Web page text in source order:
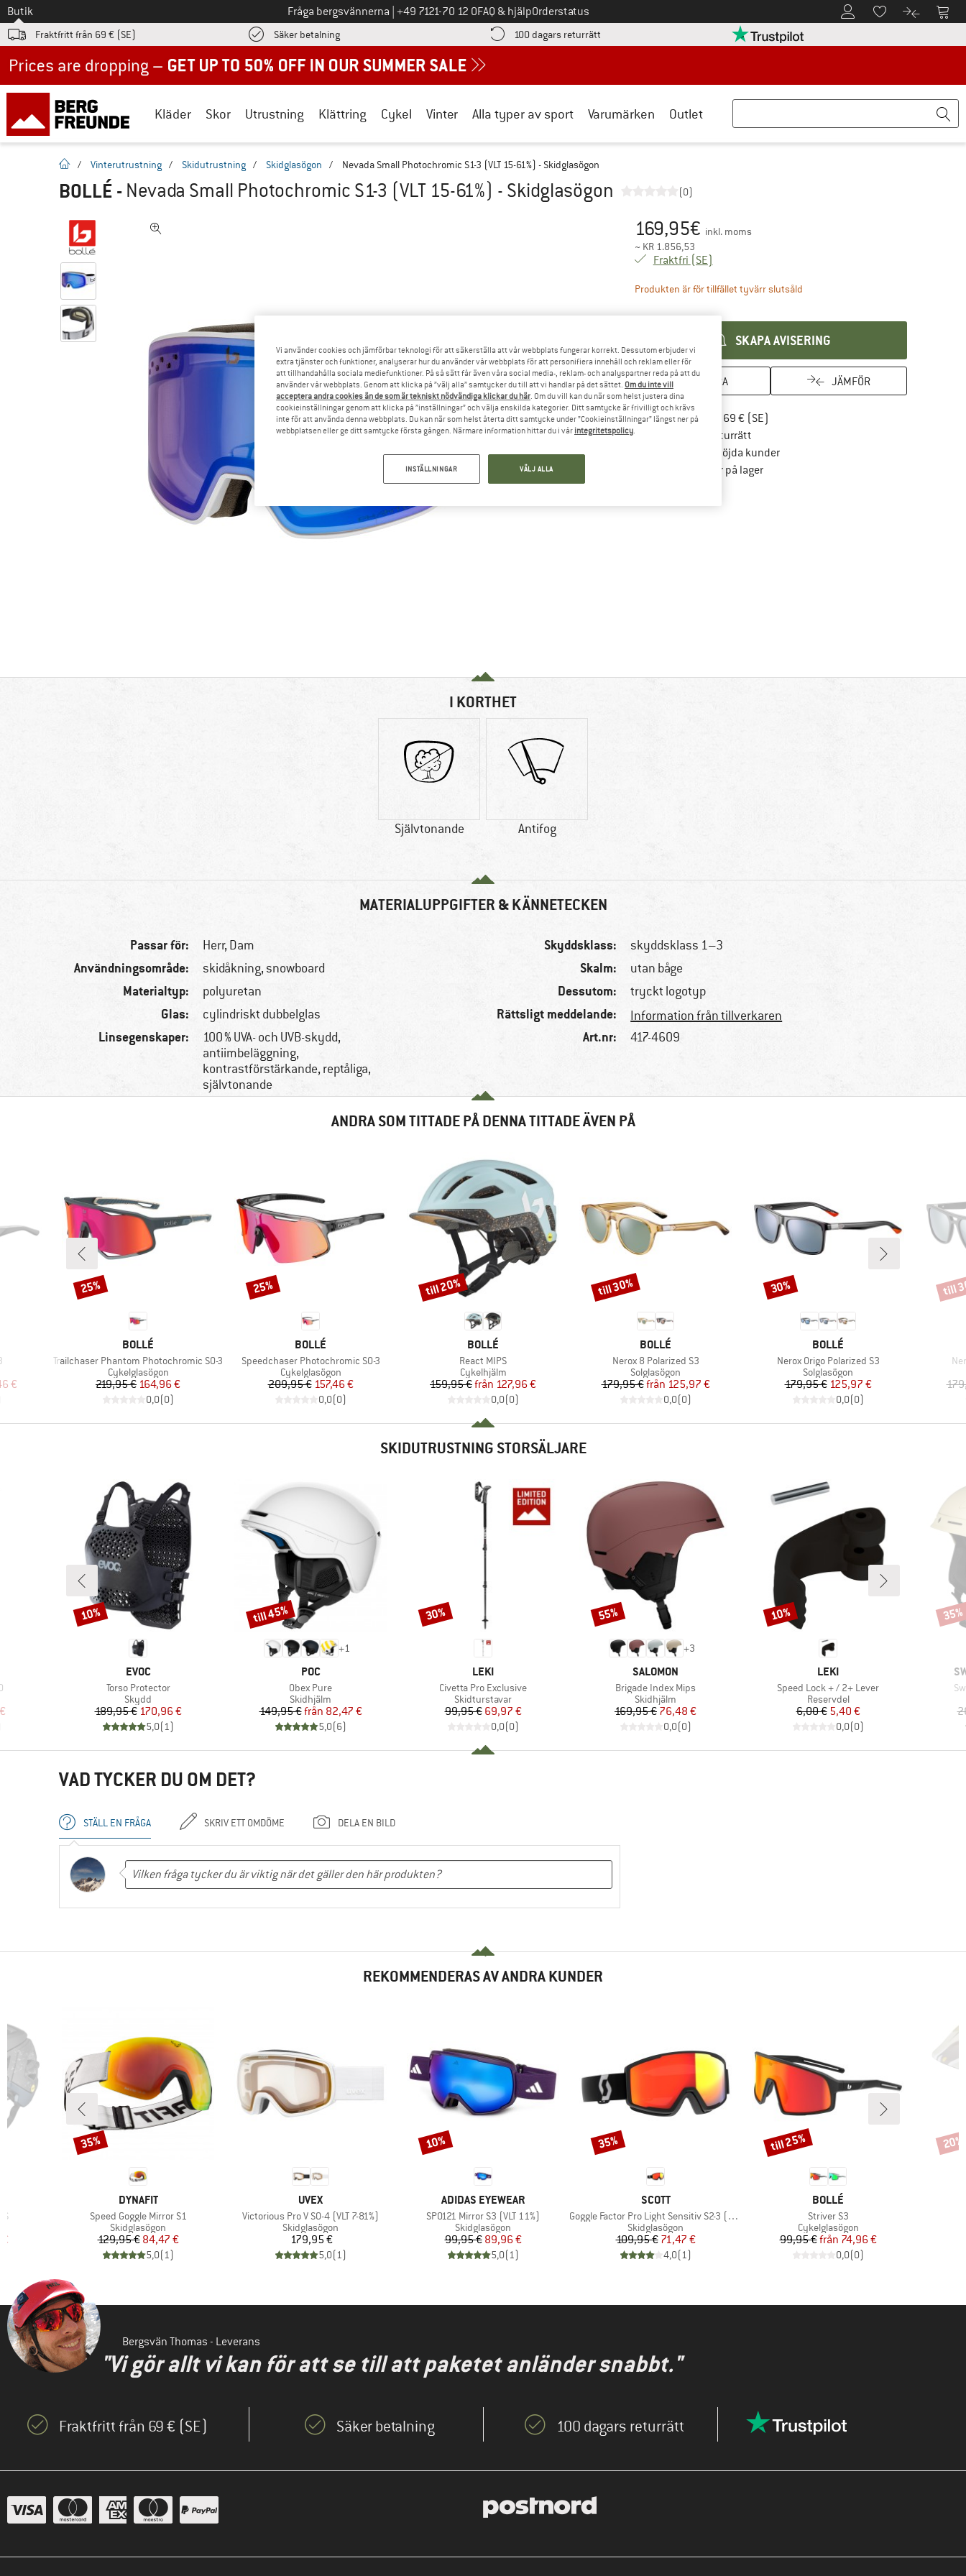
Till
Butik Fråga bergsvännerna Ring oss på
+49 7121-70 12 0FAQ & hjälpOrderstatus Till kundkontotTill minneslistan.
Till Till
Fraktfritt från 69 € (SE) Säker betalningHitta betalningsinformationen här! Öppnas i en inforuta
100 dagars returrätt Gå till returpolicyn här Öppnas i en inforuta Trust Pilot-garanti - hitta all
Kläder Skor Utrustning Klättring Cykel Vinter Alla typer av sport Varumärken Outlet
Hemsida
/ Vinterutrustning / Skidutrustning / Skidglasögon / Nevada Small Photochromic S1-3 (VLT 15-61%) - Skidglasögon
BOLLÉ - Nevada Small Photochromic S1-3 (VLT 15-61%) - Skidglasögon (0)
Pris:
169,95€ inkl. moms
~ KR 1.856,53
Fraktfri (SE)
Produkten är för tillfället tyvärr slutsåldLänken öppnas i en inforuta och
SKAPA AVISERING
SPARA JÄMFÖR
Fraktfritt från 69 € (SE)
100 dagars returrättGå till returpolicyn här Öppnas i en inforuta
> 4 000 000 nöjda kunder
Alla produkter på lager
I KORTHET
Självtonande Antifog
MATERIALUPPGIFTER & KÄNNETECKEN
Passar för: Herr, Dam
Användningsområde: skidåkning, snowboard
Materialtyp: polyuretan
Glas: cylindriskt dubbelglas
Linsegenskaper:
100 % UVA- och UVB-skydd,
antiimbeläggning,
kontrastförstärkande, reptåliga,
självtonande
Skyddsklass: skyddsklass 1–3
Skalm: utan båge
Dessutom: tryckt logotyp
Rättsligt meddelande: Information från tillverkaren
Art.nr: 417-4609
ANDRA SOM TITTADE PÅ DENNA TITTADE ÄVEN PÅ
pris
€
VARUMÄRKE
BOLLÉ
Produkter
Trailchaser Phantom Photochromic S0-3
Produktgrupp
Cykelglasögon
Pris
219,95 € Reducerat pris
164,96 €
0,0(0)
Rabatt
25%
VARUMÄRKE
BOLLÉ
Produkter
Speedchaser Photochromic S0-3
Produktgrupp
Cykelglasögon
Pris
209,95 €Reducerat pris
157,46 €
0,0(0)
Rabatt
25%
VARUMÄRKE
BOLLÉ
Produkter
React MIPS
Produktgrupp
Cykelhjälm
Pris
159,95 € Reducerat pris
från 127,96 €
0,0(0)
Rabatt
till 20%
VARUMÄRKE
BOLLÉ
Produkter
Nerox 8 Polarized S3
Produktgrupp
Solglasögon
Pris
179,95 € Reducerat pris
från 125,97 €
0,0(0)
Rabatt
till 30%
VARUMÄRKE
BOLLÉ
Produkter
Nerox Origo Polarized S3
Produktgrupp
Solglasögon
Pris
179,95 €Reducerat pris
125,97 €
0,0(0)
Rabatt
30% till
SKIDUTRUSTNING STORSÄLJARE
pris
VARUMÄRKE
EVOC
Produkter
Torso Protector
Produktgrupp
Skydd
Pris
189,95 €Reducerat pris
170,96 €
5,0(1)
Rabatt
10%
+1
VARUMÄRKE
POC
Produkter
Obex Pure
Produktgrupp
Skidhjälm
Pris
149,95 € Reducerat pris
från 82,47 €
5,0(6)
Rabatt
till 45%
VARUMÄRKE
LEKI
Produkter
Civetta Pro Exclusive
Produktgrupp
Skidturstavar
Pris
99,95 €Reducerat pris
69,97 €
0,0(0)
Rabatt
30%
+3
VARUMÄRKE
SALOMON
Produkter
Brigade Index Mips
Produktgrupp
Skidhjälm
Pris
169,95 €Reducerat pris
76,48 €
0,0(0)
Rabatt
55%
VARUMÄRKE
LEKI
Produkter
Speed Lock + / 2+ Lever
Produktgrupp
Reservdel
Pris
6,00 €Reducerat pris
5,40 €
0,0(0)
Rabatt
10% 35%
VAD TYCKER DU OM DET?
STÄLL EN FRÅGA SKRIV ETT OMDÖME DELA EN BILD
REKOMMENDERAS AV ANDRA KUNDER
pris
VARUMÄRKE
DYNAFIT
Produkter
Speed Goggle Mirror S1
Produktgrupp
Skidglasögon
Pris
129,95 €Reducerat pris
84,47 €
5,0(1)
Rabatt
35%
VARUMÄRKE
UVEX
Produkter
Victorious Pro V S0-4 (VLT 7-81%)
Produktgrupp
Skidglasögon
Pris
179,95 €
5,0(1)
VARUMÄRKE
ADIDAS EYEWEAR
Produkter
SP0121 Mirror S3 (VLT 11%)
Produktgrupp
Skidglasögon
Pris
99,95 €Reducerat pris
89,96 €
5,0(1)
Rabatt
10%
VARUMÄRKE
SCOTT
Produkter
Goggle Factor Pro Light Sensitiv S2-3 (VLT 33-14%)
Produktgrupp
Skidglasögon
Pris
109,95 €Reducerat pris
71,47 €
4,0(1)
Rabatt
35%
VARUMÄRKE
BOLLÉ
Produkter
Striver S3
Produktgrupp
Cykelglasögon
Pris
99,95 € Reducerat pris
från 74,96 €
0,0(0)
Rabatt
till 25% 20%
Bergsvän Thomas - Leverans
"Vi gör allt vi kan för att se till att paketet anländer snabbt."
Fraktfritt från 69 € (SE) Säker betalning 100 dagars returrätt
Vi använder cookies och jämförbar teknologi för att säkerställa att vår webbplats fungerar korrekt. Dessutom erbjuder vi
extra tjänster och funktioner, analyserar hur du använder vår webbplats för att personifiera innehåll och reklam eller för
att tillhandahålla sociala mediefunktioner. På så sätt får även våra social media-, reklam- och analyspartner reda på att du
använder vår webbplats. Genom att klicka på ”välj alla” samtycker du till att vi handlar på det sättet. Om du inte vill
acceptera andra cookies än de som är tekniskt nödvändiga klickar du här . Om du vill kan du när som helst justera dina
cookieinställningar genom att klicka på ”inställningar” och välja enskilda kategorier. Ditt samtycke är frivilligt och krävs
inte för att använda denna webbplats. Du kan när som helst återta ditt samtycke under ”Cookieinställningar” längst ner på
webbplatsen eller ge ditt samtycke första gången. Närmare information hittar du i vår integritetspolicy
INSTÄLLNINGAR VÄLJ ALLA